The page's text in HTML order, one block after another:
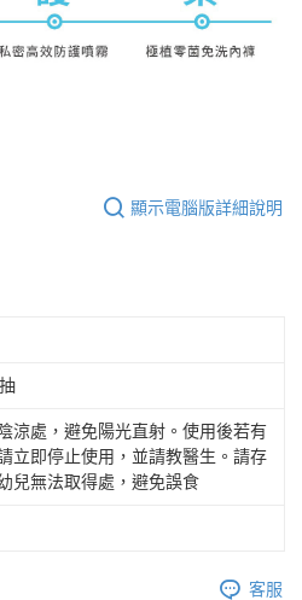
顯示電腦版詳細說明
涼處，避免陽光直射。使用後若有
立即停止使用，並請教醫生。請存
兒無法取得處，避免誤食
客服